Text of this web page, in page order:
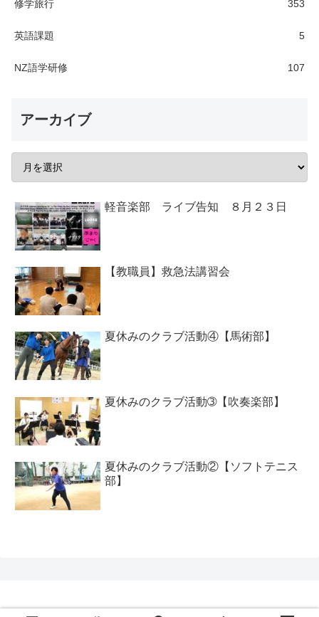
修学旅行 353
英語課題 5
NZ語学研修 107
アーカイブ
軽音楽部 ライブ告知 ８月２３日
【教職員】救急法講習会
夏休みのクラブ活動④【馬術部】
夏休みのクラブ活動➂【吹奏楽部】
夏休みのクラブ活動②【ソフトテニス
部】